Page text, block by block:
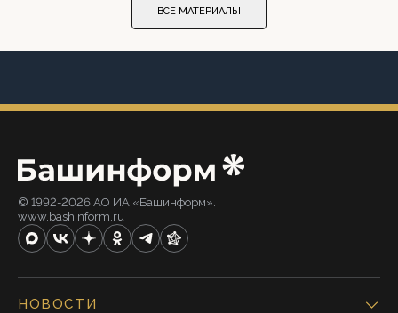
ВСЕ МАТЕРИАЛЫ
© 1992-2026 АО ИА «Башинформ».
www.bashinform.ru
НОВОСТИ